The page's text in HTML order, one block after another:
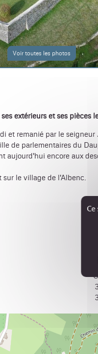
Voir toutes les photos
extérieurs et ses pièces
et remanié par le seigneur
de parlementaires du
aujourd'hui encore aux
sur le village de l'Albenc.